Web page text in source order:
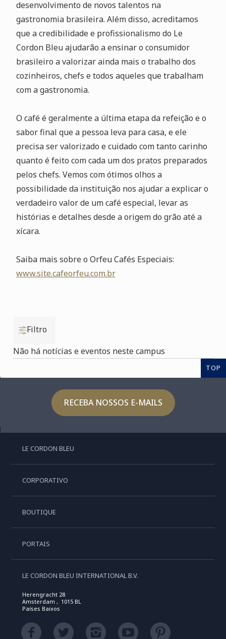
desenvolvimento de novos talentos na
gastronomia brasileira. Além disso, acreditamos
que a credibilidade e profissionalismo do Le
Cordon Bleu ajudarão a ensinar o consumidor
brasileiro a valorizar ainda mais o trabalho dos
cozinheiros, chefs e todos aqueles que trabalham
com a gastronomia.
O café é geralmente a última etapa da refeição e o
sabor final que a pessoa leva para casa, e ele
precisa ser valorizado e cuidado com tanto carinho
quanto é feito com cada um dos pratos preparados
pelos chefs. Vemos com ótimos olhos a
possibilidade da instituição nos ajudar a explicar o
verdadeiro valor de um café especial, levar as
histórias e detalhes desde a origem do grão até a
xícara.
Saiba mais sobre o Orfeu Cafés Especiais:
www.site.cafeorfeu.com.br
Filtro
Não há notícias e eventos neste campus
TOP
RECEBA NOSSOS E-MAILS
LE CORDON BLEU
CORPORATIVO
BOUTIQUE
PORTAIS
LE CORDON BLEU INTERNATIONAL B.V.
Herengracht 28
Amsterdam , 1015 BL
Países Baixos